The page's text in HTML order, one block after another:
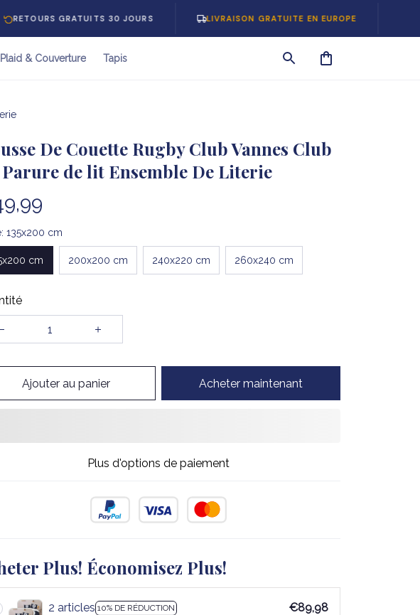
GRATUITS 30 JOURS LIVRAISON GRATUITE EN EUROPE
Plaid & Couverture Tapis
De Couette Rugby Club Vannes Club
de lit Ensemble De Literie
135x200 cm
cm 200x200 cm 240x220 cm 260x240 cm
Ajouter au panier Acheter maintenant
Plus d'options de paiement
Plus! Économisez Plus!
2 articles 10% DE RÉDUCTION
€89,98